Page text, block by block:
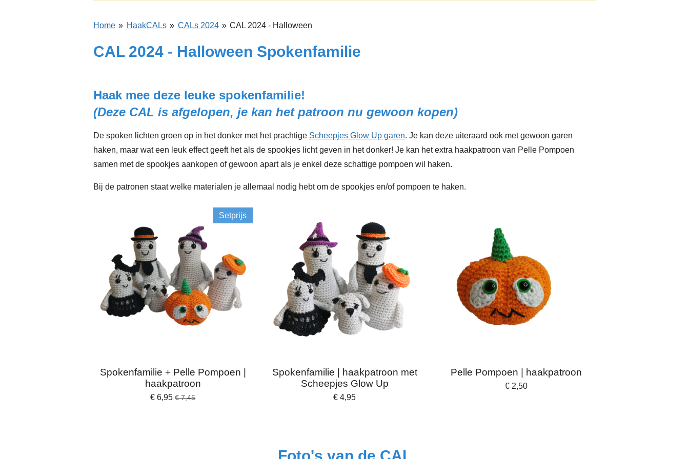
Home » HaakCALs » CALs 2024 » CAL 2024 - Halloween
CAL 2024 - Halloween Spokenfamilie
Haak mee deze leuke spokenfamilie!
(Deze CAL is afgelopen, je kan het patroon nu gewoon kopen)
De spoken lichten groen op in het donker met het prachtige Scheepjes Glow Up garen. Je kan deze uiteraard ook met gewoon garen
haken, maar wat een leuk effect geeft het als de spookjes licht geven in het donker! Je kan het extra haakpatroon van Pelle Pompoen
samen met de spookjes aankopen of gewoon apart als je enkel deze schattige pompoen wil haken.
Bij de patronen staat welke materialen je allemaal nodig hebt om de spookjes en/of pompoen te haken.
Setprijs
Spokenfamilie + Pelle Pompoen |
haakpatroon
€ 6,95 € 7,45
Spokenfamilie | haakpatroon met
Scheepjes Glow Up
€ 4,95
Pelle Pompoen | haakpatroon
€ 2,50
Foto's van de CAL